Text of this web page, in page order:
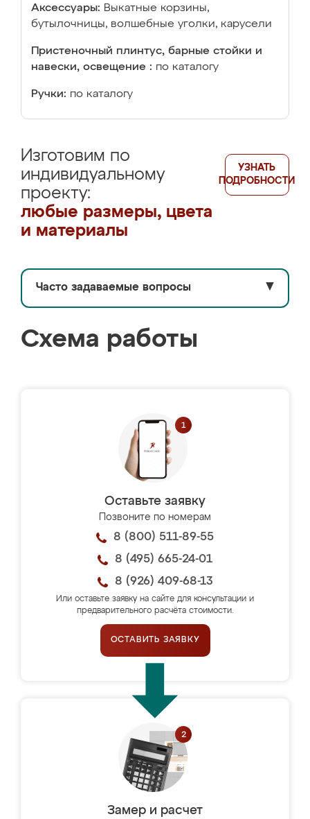
Аксессуары: Выкатные корзины,
бутылочницы, волшебные уголки, карусели
Пристеночный плинтус, барные стойки и
навески, освещение : по каталогу
Ручки: по каталогу
Изготовим по
индивидуальному
проекту:
любые размеры, цвета
и материалы
УЗНАТЬ
ПОДРОБНОСТИ
Часто задаваемые вопросы ▼
Схема работы
Оставьте заявку
Позвоните по номерам
8 (800) 511-89-55
8 (495) 665-24-01
8 (926) 409-68-13
Или оставьте заявку на сайте для консультации и
предварительного расчёта стоимости.
ОСТАВИТЬ ЗАЯВКУ
Замер и расчет